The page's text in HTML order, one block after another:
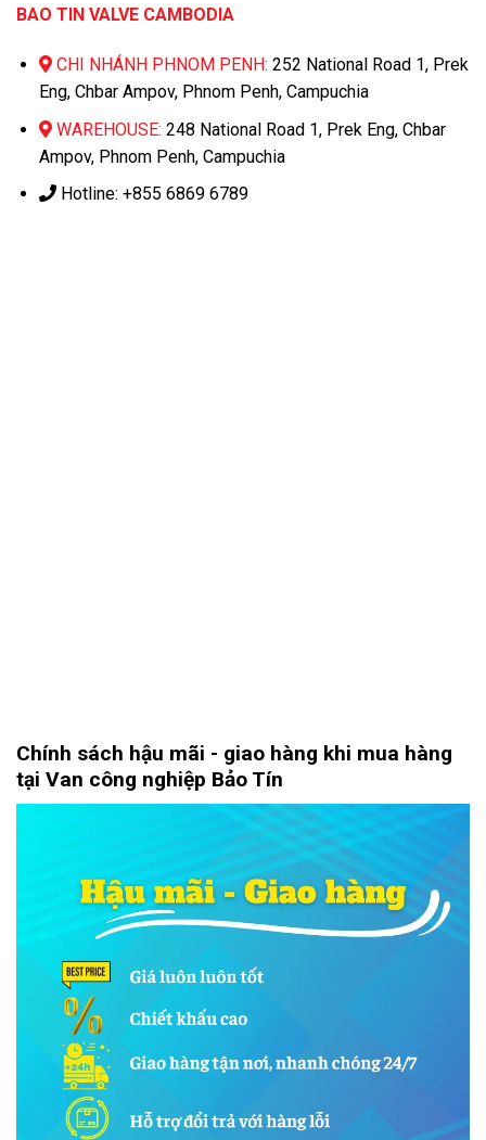
BAO TIN VALVE CAMBODIA
CHI NHÁNH PHNOM PENH: 252 National Road 1, Prek
Eng, Chbar Ampov, Phnom Penh, Campuchia
WAREHOUSE: 248 National Road 1, Prek Eng, Chbar
Ampov, Phnom Penh, Campuchia
Hotline: +855 6869 6789
Chính sách hậu mãi - giao hàng khi mua hàng
tại Van công nghiệp Bảo Tín